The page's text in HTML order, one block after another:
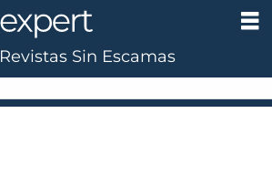
Revistas Sin Escamas